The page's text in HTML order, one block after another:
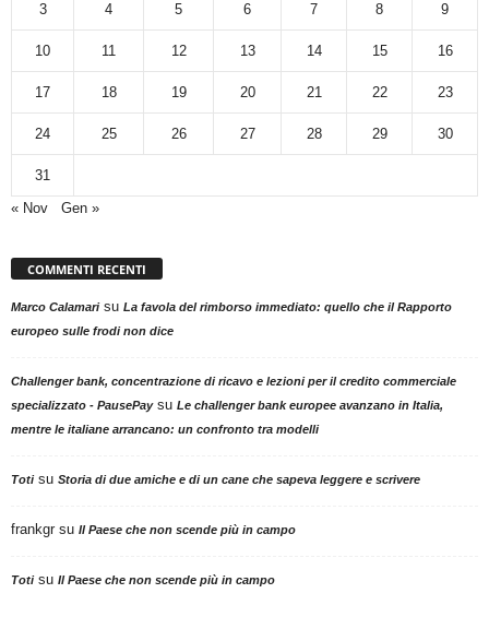
3 4 5 6 7 8 9
10 11 12 13 14 15 16
17 18 19 20 21 22 23
24 25 26 27 28 29 30
31
« Nov
Gen »
COMMENTI RECENTI
Marco Calamarisu La favola del rimborso immediato: quello che il Rapporto
europeo sulle frodi non dice
Challenger bank, concentrazione di ricavo e lezioni per il credito commerciale
specializzato - PausePaysu Le challenger bank europee avanzano in Italia,
mentre le italiane arrancano: un confronto tra modelli
Totisu Storia di due amiche e di un cane che sapeva leggere e scrivere
frankgr su Il Paese che non scende più in campo
Totisu Il Paese che non scende più in campo